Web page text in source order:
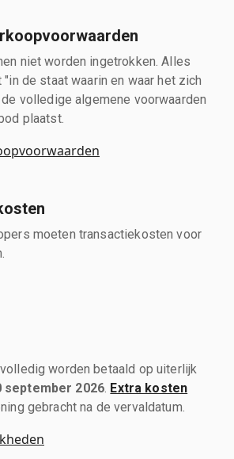
niet worden ingetrokken. Alles
de staat waarin en waar het zich
volledige algemene voorwaarden
plaatst.
moeten transactiekosten voor
worden betaald op uiterlijk
september 2026 Extra kosten
gebracht na de vervaldatum.